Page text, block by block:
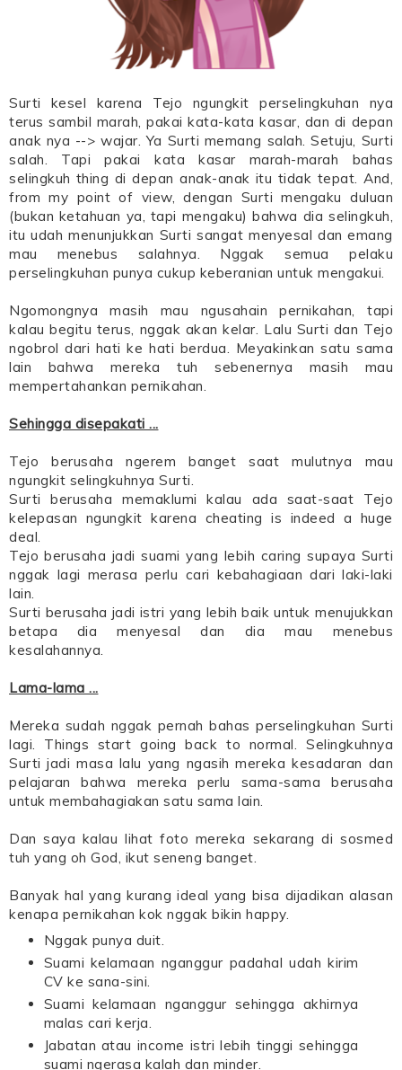
Surti kesel karena Tejo ngungkit perselingkuhan nya
terus sambil marah, pakai kata-kata kasar, dan di depan
anak nya --> wajar. Ya Surti memang salah. Setuju, Surti
salah. Tapi pakai kata kasar marah-marah bahas
selingkuh thing di depan anak-anak itu tidak tepat. And,
from my point of view, dengan Surti mengaku duluan
(bukan ketahuan ya, tapi mengaku) bahwa dia selingkuh,
itu udah menunjukkan Surti sangat menyesal dan emang
mau menebus salahnya. Nggak semua pelaku
perselingkuhan punya cukup keberanian untuk mengakui.
Ngomongnya masih mau ngusahain pernikahan, tapi
kalau begitu terus, nggak akan kelar. Lalu Surti dan Tejo
ngobrol dari hati ke hati berdua. Meyakinkan satu sama
lain bahwa mereka tuh sebenernya masih mau
mempertahankan pernikahan.
Sehingga disepakati ...
Tejo berusaha ngerem banget saat mulutnya mau
ngungkit selingkuhnya Surti.
Surti berusaha memaklumi kalau ada saat-saat Tejo
kelepasan ngungkit karena cheating is indeed a huge
deal.
Tejo berusaha jadi suami yang lebih caring supaya Surti
nggak lagi merasa perlu cari kebahagiaan dari laki-laki
lain.
Surti berusaha jadi istri yang lebih baik untuk menujukkan
betapa dia menyesal dan dia mau menebus
kesalahannya.
Lama-lama ...
Mereka sudah nggak pernah bahas perselingkuhan Surti
lagi. Things start going back to normal. Selingkuhnya
Surti jadi masa lalu yang ngasih mereka kesadaran dan
pelajaran bahwa mereka perlu sama-sama berusaha
untuk membahagiakan satu sama lain.
Dan saya kalau lihat foto mereka sekarang di sosmed
tuh yang oh God, ikut seneng banget.
Banyak hal yang kurang ideal yang bisa dijadikan alasan
kenapa pernikahan kok nggak bikin happy.
Nggak punya duit.
Suami kelamaan nganggur padahal udah kirim
CV ke sana-sini.
Suami kelamaan nganggur sehingga akhirnya
malas cari kerja.
Jabatan atau income istri lebih tinggi sehingga
suami ngerasa kalah dan minder.